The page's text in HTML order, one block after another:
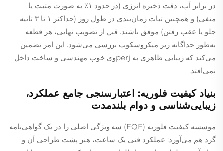
در برابر آب، دقت ذخیره انرژی (در حدود ۱٪ به صورت مثبت یا
منفی) و همچنین ثبات زمان‌بندی در طول روز (حداکثر ۱ تا ۳ ثانیه
جلو یا عقب رفتن) موفق باشند. قبل از تصویب نهایی، هر قطعه
به‌طور جداگانه زیر میکروسکوپ بررسی می‌شود. این امر تضمین
می‌کند که زیبایی ظاهری به perjوی خوب مهندسی و ساخت داخل
نمی‌افتد.
بنیاد کیفیت فلوریه: اعتبارسنجی جامع عملکرد،
زیبایی‌شناسی و دوام بلندمدت
موسسه کیفیت فلوریه (FQF) سه ویژگی اصلی را در یک گواهی‌نامه
گرد هم می‌آورد: عملکرد فنی یک ساعت، هنر پشت طراحی آن و